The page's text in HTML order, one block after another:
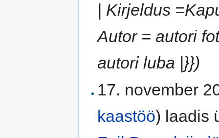
| Kirjeldus
Autor = autori
autori luba |}})
17. november
kaastöö) laadis